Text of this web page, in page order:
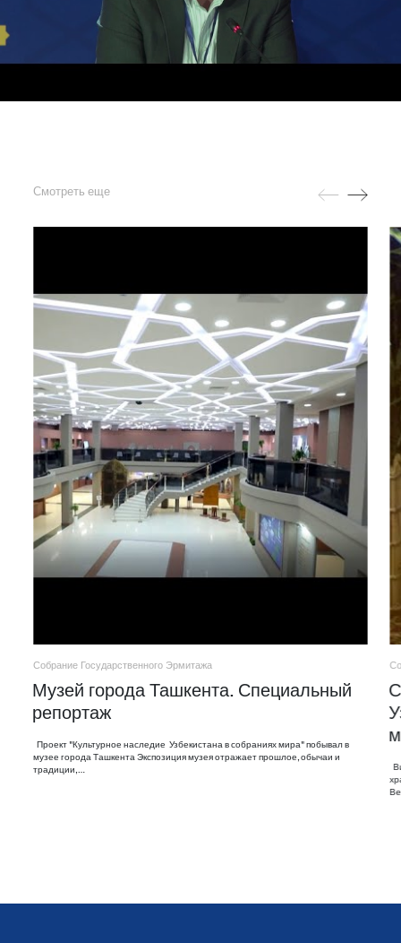
Смотреть еще
Собрание Государственного Эрмитажа
Музей города Ташкента. Специальный
репортаж
Проект "Культурное наследие Узбекистана в собраниях мира" побывал в
музее города Ташкента Экспозиция музея отражает прошлое, обычаи и
традиции,…